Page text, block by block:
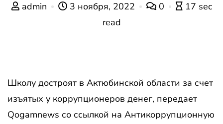
admin 3 ноября, 2022 0
17 sec
read
Школу достроят в Актюбинской области за счет
изъятых у коррупционеров денег, передает
Qogamnews со ссылкой на Антикоррупционную